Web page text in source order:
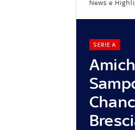
News e
SERIE A